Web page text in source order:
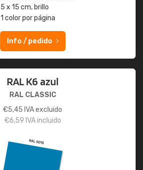
5 x 15 cm, brillo
1 color por página
Info / pedido
RAL K6 azul
RAL CLASSIC
€5,45 IVA excluido
€6,59 IVA incluido